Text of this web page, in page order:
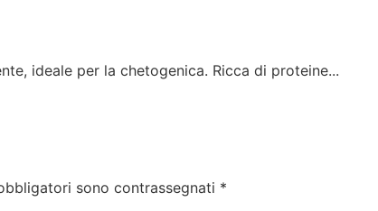
ideale per la chetogenica. Ricca di proteine...
sono contrassegnati *